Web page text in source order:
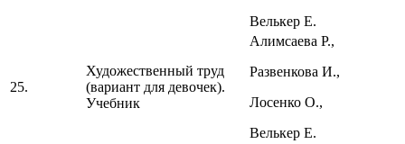
Велькер Е.
25.
Художественный труд
(вариант для девочек).
Учебник
Алимсаева Р.,
Развенкова И.,
Лосенко О.,
Велькер Е.